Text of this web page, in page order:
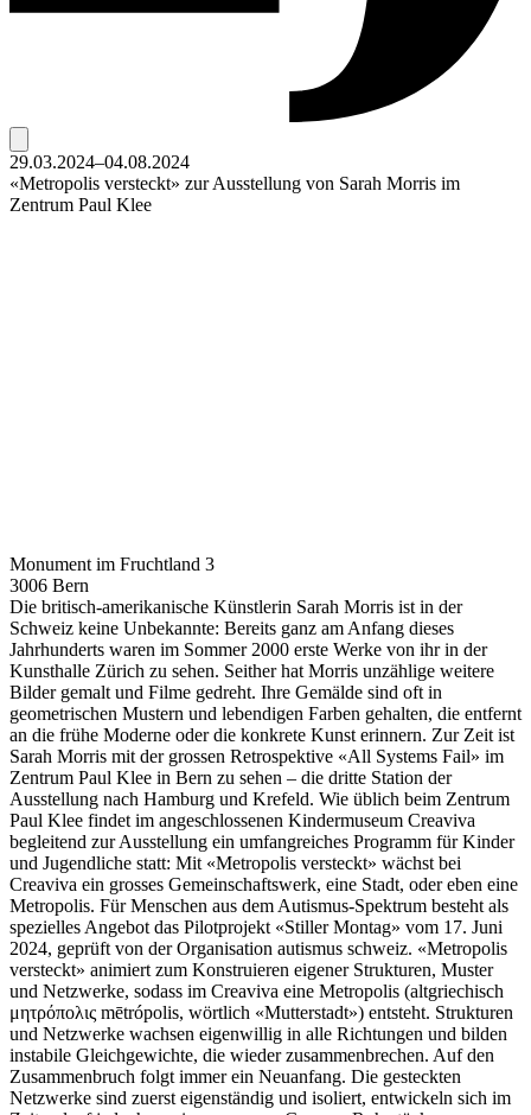
29.03.2024–04.08.2024
«Metropolis versteckt» zur Ausstellung von Sarah Morris im
Zentrum Paul Klee
Monument im Fruchtland 3
3006 Bern
Die britisch-amerikanische Künstlerin Sarah Morris ist in der
Schweiz keine Unbekannte: Bereits ganz am Anfang dieses
Jahrhunderts waren im Sommer 2000 erste Werke von ihr in der
Kunsthalle Zürich zu sehen. Seither hat Morris unzählige weitere
Bilder gemalt und Filme gedreht. Ihre Gemälde sind oft in
geometrischen Mustern und lebendigen Farben gehalten, die entfernt
an die frühe Moderne oder die konkrete Kunst erinnern. Zur Zeit ist
Sarah Morris mit der grossen Retrospektive «All Systems Fail» im
Zentrum Paul Klee in Bern zu sehen – die dritte Station der
Ausstellung nach Hamburg und Krefeld. Wie üblich beim Zentrum
Paul Klee findet im angeschlossenen Kindermuseum Creaviva
begleitend zur Ausstellung ein umfangreiches Programm für Kinder
und Jugendliche statt: Mit «Metropolis versteckt» wächst bei
Creaviva ein grosses Gemeinschaftswerk, eine Stadt, oder eben eine
Metropolis. Für Menschen aus dem Autismus-Spektrum besteht als
spezielles Angebot das Pilotprojekt «Stiller Montag» vom 17. Juni
2024, geprüft von der Organisation autismus schweiz. «Metropolis
versteckt» animiert zum Konstruieren eigener Strukturen, Muster
und Netzwerke, sodass im Creaviva eine Metropolis (altgriechisch
μητρόπολις mētrópolis, wörtlich «Mutterstadt») entsteht. Strukturen
und Netzwerke wachsen eigenwillig in alle Richtungen und bilden
instabile Gleichgewichte, die wieder zusammenbrechen. Auf den
Zusammenbruch folgt immer ein Neuanfang. Die gesteckten
Netzwerke sind zuerst eigenständig und isoliert, entwickeln sich im